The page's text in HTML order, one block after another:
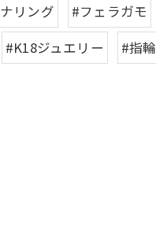
リング #フェラガモ
#K18ジュエリー #指輪